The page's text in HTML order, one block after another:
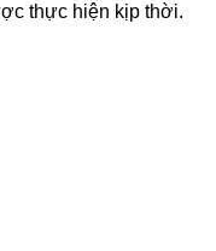
thực hiện kịp thời.